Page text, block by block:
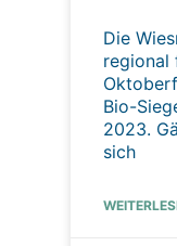
Die
regional
Bio-
2023.
sich